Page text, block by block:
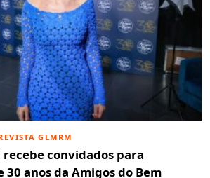
GLMRM
convidados para
30 anos da Amigos do Bem